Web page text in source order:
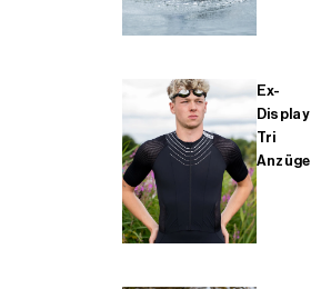
Ex-
Display
Tri
Anzüge